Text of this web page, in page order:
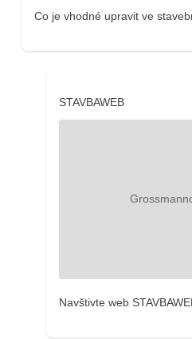
Co je vhodné upravit ve
STAVBAWEB
Navštivte web